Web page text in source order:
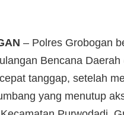
– Polres Grobogan
Bencana Daerah
tanggap, setelah
yang menutup